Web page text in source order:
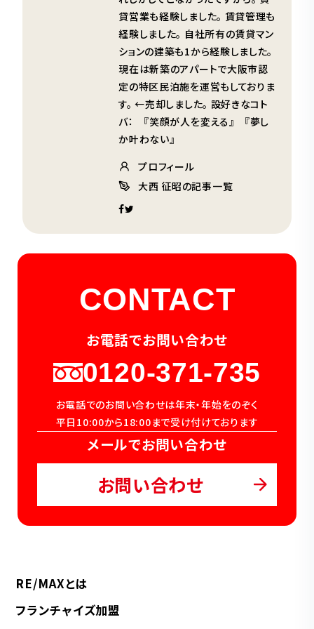
貸営業も経験しました。 賃貸管理も
経験しました。 自社所有の賃貸マン
ションの建築も1から経験しました。
現在は新築のアパートで大阪市認
定の特区民泊施を運営もしておりま
す。 ←売却しました。 設好きなコト
バ： 『笑顔が人を変える』 『夢し
か叶わない』
プロフィール
大西 征昭の記事一覧
CONTACT
お電話でお問い合わせ
0120-371-735
お電話でのお問い合わせは年末・年始をのぞく
平日10:00から18:00まで受け付けております
メールでお問い合わせ
お問い合わせ
RE/MAXとは
フランチャイズ加盟